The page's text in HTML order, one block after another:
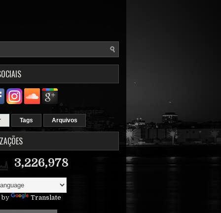
Tags Arquivos
3,226,978
by Translate